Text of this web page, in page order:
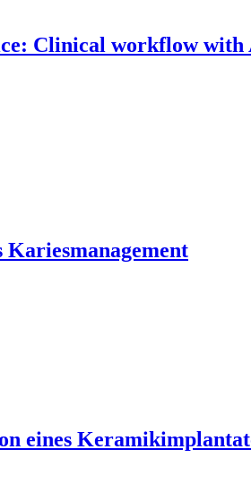
Clinical workflow
eines